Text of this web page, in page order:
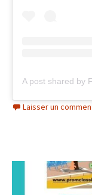
A post shared by
Laisser un